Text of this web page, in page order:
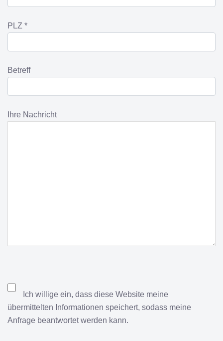
PLZ *
Betreff
Ihre Nachricht
Ich willige ein, dass diese Website meine
übermittelten Informationen speichert, sodass meine
Anfrage beantwortet werden kann.